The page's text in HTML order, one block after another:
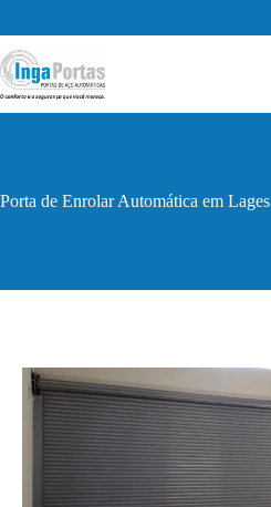
conteúdo
Porta de Enrolar Automática em Lages